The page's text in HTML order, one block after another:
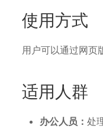
使用方式
用户可以通过网页
适用人群
办公人员： 处